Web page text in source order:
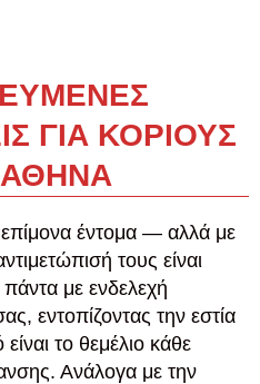
ΓΙΑ ΚΟΡΙΟΥΣ
επίμονα έντομα — αλλά με
τους είναι
με ενδελεχή
εντοπίζοντας την εστία
το θεμέλιο κάθε
Ανάλογα με την